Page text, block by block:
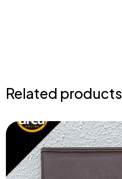
Related products